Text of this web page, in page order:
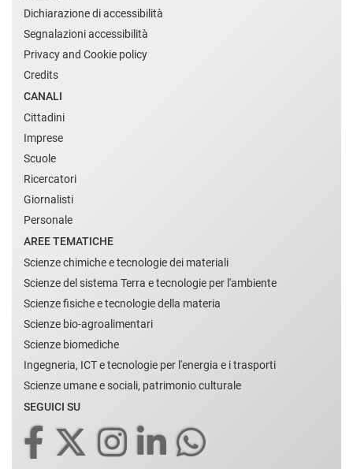
Dichiarazione di accessibilità
Segnalazioni accessibilità
Privacy and Cookie policy
Credits
CANALI
Cittadini
Imprese
Scuole
Ricercatori
Giornalisti
Personale
AREE TEMATICHE
Scienze chimiche e tecnologie dei materiali
Scienze del sistema Terra e tecnologie per l'ambiente
Scienze fisiche e tecnologie della materia
Scienze bio-agroalimentari
Scienze biomediche
Ingegneria, ICT e tecnologie per l'energia e i trasporti
Scienze umane e sociali, patrimonio culturale
SEGUICI SU